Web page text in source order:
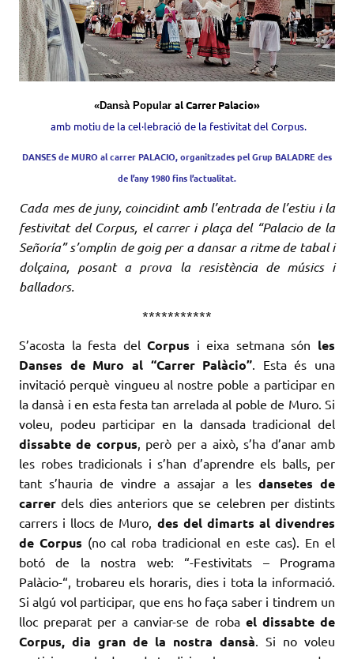
«Dansà Popular alCarrerPalacio»
amb motiu de la cel·lebració de la festivitat del Corpus.
DANSES de MURO al carrer PALACIO, organitzades pel Grup BALADRE des
de l’any 1980 fins l’actualitat.
Cada mes de juny, coincidint amb l’entrada de l’estiu i la
festivitat del Corpus, el carrer i plaça del “Palacio de la
Señoría” s’omplin de goig per a dansar a ritme de tabal i
dolçaina, posant a prova la resistència de músics i
balladors.
***********
S’acosta la festa delCorpus i eixa setmana són les
Danses de Muro al “Carrer Palàcio” . Esta és una
invitació perquè vingueu al nostre poble a participar en
la dansà i en esta festa tan arrelada al poble de Muro. Si
voleu, podeu participar en la dansada tradicional del
dissabte de corpus , però per a això, s’ha d’anar amb
les robes tradicionals i s’han d’aprendre els balls, per
tant s’hauria de vindre a assajar a les dansetes de
carrerdels dies anteriors que se celebren per distints
carrers i llocs de Muro, des del dimarts al divendres
de Corpus (no cal roba tradicional en este cas). En el
botó de la nostra web: “-Festivitats – Programa
Palàcio-“, trobareu els horaris, dies i tota la informació.
Si algú vol participar, que ens ho faça saber i tindrem un
lloc preparat per a canviar-se de roba el dissabte de
Corpus, dia gran de la nostra dansà . Si no voleu